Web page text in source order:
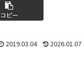
コピー
2019.03.04 2026.01.07